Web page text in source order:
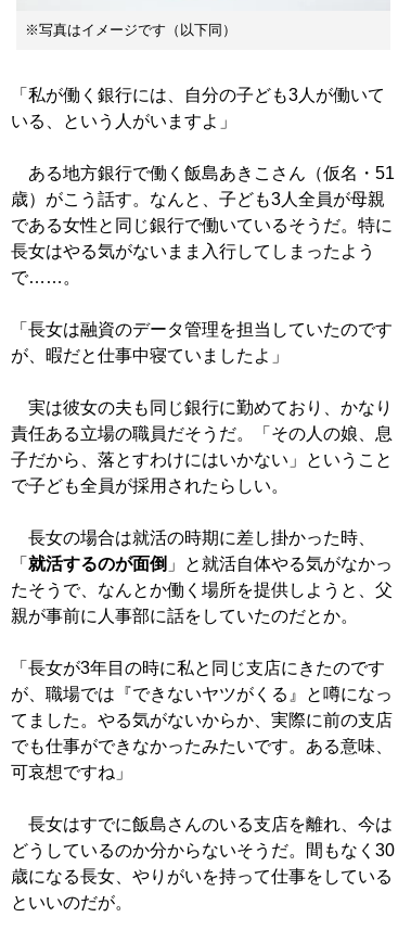
※写真はイメージです（以下同）
「私が働く銀行には、自分の子ども3人が働いて
いる、という人がいますよ」
ある地方銀行で働く飯島あきこさん（仮名・51
歳）がこう話す。なんと、子ども3人全員が母親
である女性と同じ銀行で働いているそうだ。特に
長女はやる気がないまま入行してしまったよう
で……。
「長女は融資のデータ管理を担当していたのです
が、暇だと仕事中寝ていましたよ」
実は彼女の夫も同じ銀行に勤めており、かなり
責任ある立場の職員だそうだ。「その人の娘、息
子だから、落とすわけにはいかない」ということ
で子ども全員が採用されたらしい。
長女の場合は就活の時期に差し掛かった時、
「 就活するのが面倒 」と就活自体やる気がなかっ
たそうで、なんとか働く場所を提供しようと、父
親が事前に人事部に話をしていたのだとか。
「長女が3年目の時に私と同じ支店にきたのです
が、職場では『できないヤツがくる』と噂になっ
てました。やる気がないからか、実際に前の支店
でも仕事ができなかったみたいです。ある意味、
可哀想ですね」
長女はすでに飯島さんのいる支店を離れ、今は
どうしているのか分からないそうだ。間もなく30
歳になる長女、やりがいを持って仕事をしている
といいのだが。